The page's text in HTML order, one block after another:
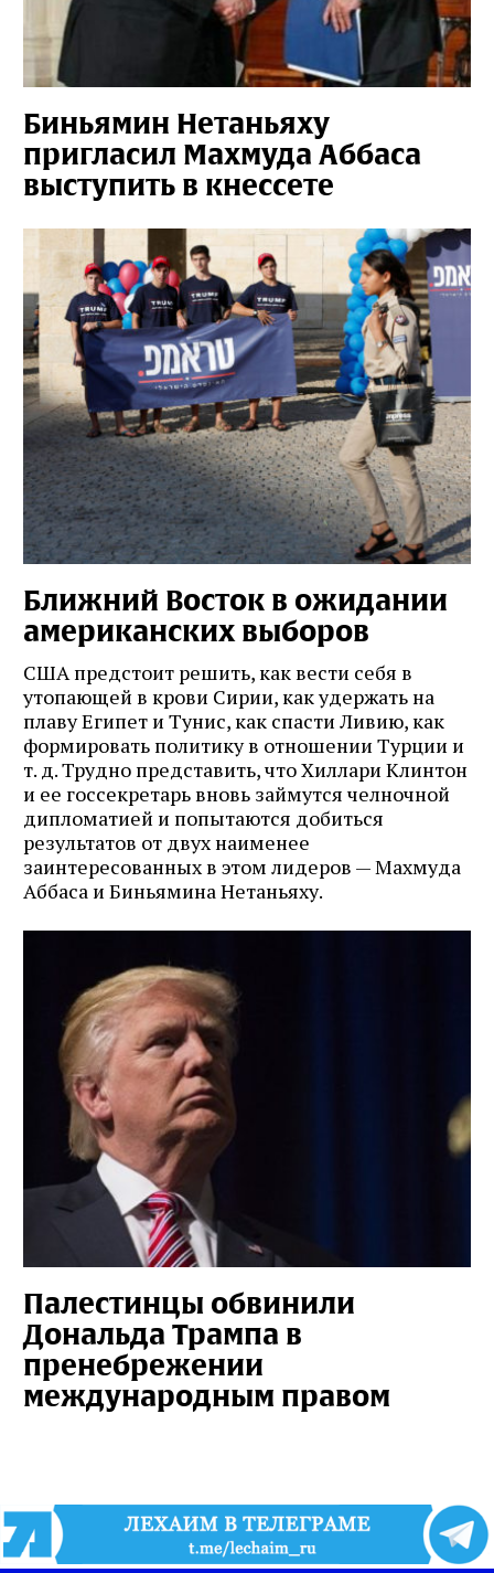
Биньямин Нетаньяху
пригласил Махмуда Аббаса
выступить в кнессете
Ближний Восток в ожидании
американских выборов
США предстоит решить, как вести себя в
утопающей в крови Сирии, как удержать на
плаву Египет и Тунис, как спасти Ливию, как
формировать политику в отношении Турции и
т. д. Трудно представить, что Хиллари Клинтон
и ее госсекретарь вновь займутся челночной
дипломатией и попытаются добиться
результатов от двух наименее
заинтересованных в этом лидеров — Махмуда
Аббаса и Биньямина Нетаньяху.
Палестинцы обвинили
Дональда Трампа в
пренебрежении
международным правом